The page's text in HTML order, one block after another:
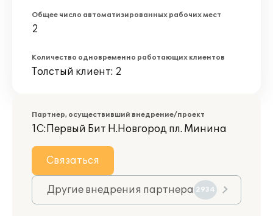
Общее число автоматизированных рабочих мест
2
Количество одновременно работающих клиентов
Толстый клиент: 2
Партнер, осуществивший внедрение/проект
1С:Первый Бит Н.Новгород пл. Минина
Связаться
Другие внедрения партнера 2934